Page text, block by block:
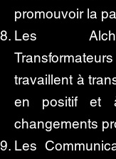
promouvoir la
Les
travaillent à
en positif et
changements
Les